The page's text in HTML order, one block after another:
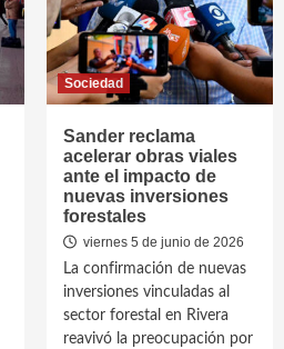
Sociedad
Sander reclama
acelerar obras viales
ante el impacto de
nuevas inversiones
forestales
viernes 5 de junio de 2026
La confirmación de nuevas
inversiones vinculadas al
sector forestal en Rivera
reavivó la preocupación por